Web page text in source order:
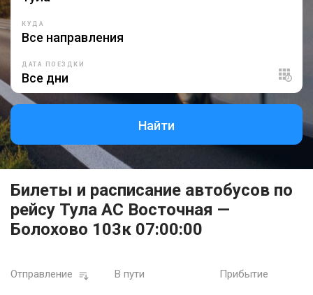
КУДА
ДАТА ПОЕЗДКИ
Найти
Билеты и расписание автобусов по
рейсу Тула АС Восточная —
Болохово 103к 07:00:00
Отправление В пути Прибытие